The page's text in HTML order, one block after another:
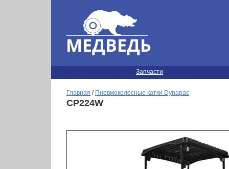
Запчасти
Главная / Пневмоколесные катки Dynapac
CP224W